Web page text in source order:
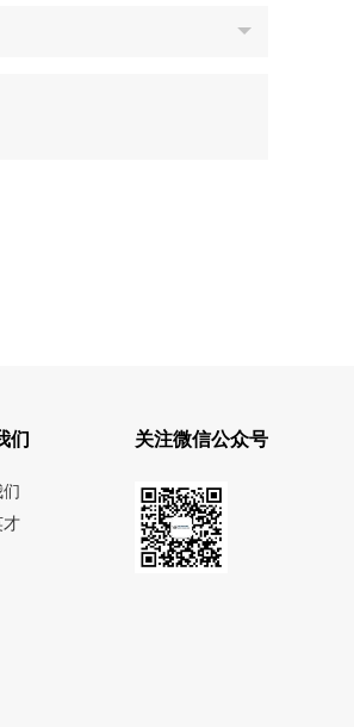
们
才
关注微信公众号